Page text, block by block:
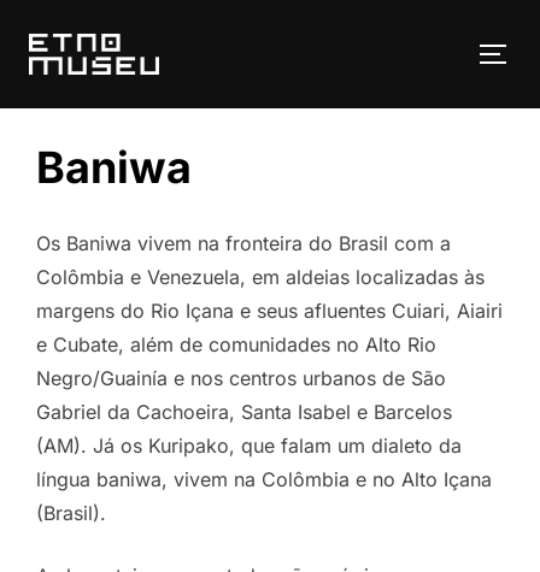
para
Baniwa
Os Baniwa vivem na fronteira do Brasil com a
Colômbia e Venezuela, em aldeias localizadas às
margens do Rio Içana e seus afluentes Cuiari, Aiairi
e Cubate, além de comunidades no Alto Rio
Negro/Guainía e nos centros urbanos de São
Gabriel da Cachoeira, Santa Isabel e Barcelos
(AM). Já os Kuripako, que falam um dialeto da
língua baniwa, vivem na Colômbia e no Alto Içana
(Brasil).